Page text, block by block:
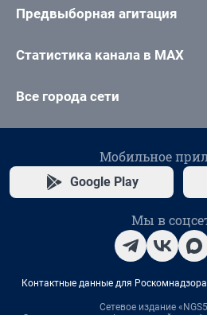
Предвыборная агитация
Статистика канала в MAX
Все города сети
Мобильное
Google Play
Мы в
Контактные данные для
Сетевое издание